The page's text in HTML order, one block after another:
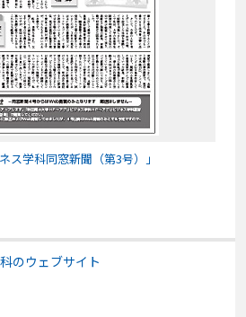
ス学科同窓新聞（第3号）」
のウェブサイト